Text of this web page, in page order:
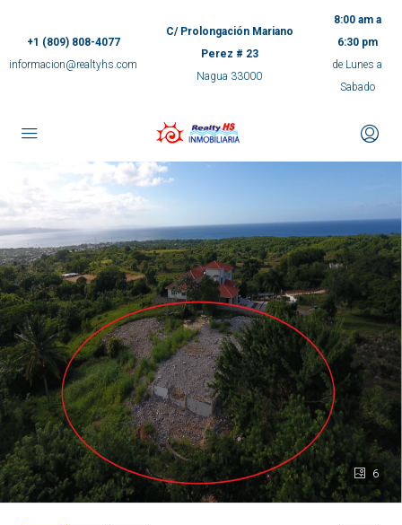
+1 (809) 808-4077
informacion@realtyhs.com
C/ Prolongación Mariano
Perez # 23
Nagua 33000
8:00 am a
6:30 pm
de Lunes a
Sabado
6